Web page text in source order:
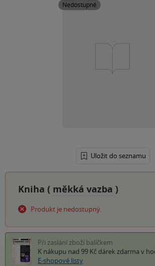
Nedostupné
Uložit do seznamu
Kniha ( měkká vazba )
Produkt je nedostupný.
Při zaslání zboží balíčkem
K nákupu nad 99 Kč dárek zdarma v
E-shopové listy